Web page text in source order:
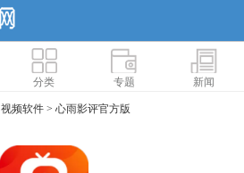
分类 专题 新闻
视频软件 > 心雨影评官方版